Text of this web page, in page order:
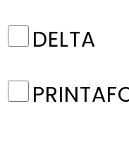
DELTA